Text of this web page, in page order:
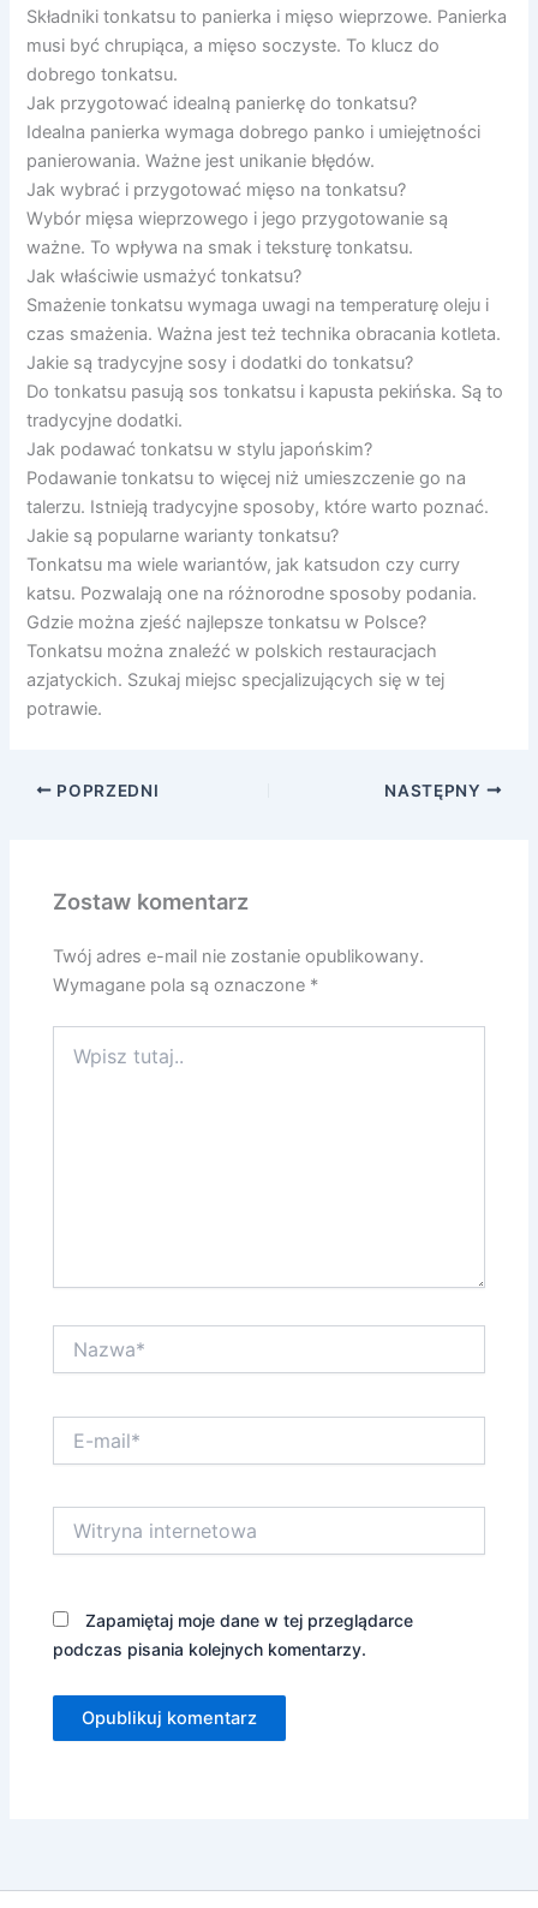
Składniki tonkatsu to panierka i mięso wieprzowe. Panierka
musi być chrupiąca, a mięso soczyste. To klucz do
dobrego tonkatsu.
Jak przygotować idealną panierkę do tonkatsu?
Idealna panierka wymaga dobrego panko i umiejętności
panierowania. Ważne jest unikanie błędów.
Jak wybrać i przygotować mięso na tonkatsu?
Wybór mięsa wieprzowego i jego przygotowanie są
ważne. To wpływa na smak i teksturę tonkatsu.
Jak właściwie usmażyć tonkatsu?
Smażenie tonkatsu wymaga uwagi na temperaturę oleju i
czas smażenia. Ważna jest też technika obracania kotleta.
Jakie są tradycyjne sosy i dodatki do tonkatsu?
Do tonkatsu pasują sos tonkatsu i kapusta pekińska. Są to
tradycyjne dodatki.
Jak podawać tonkatsu w stylu japońskim?
Podawanie tonkatsu to więcej niż umieszczenie go na
talerzu. Istnieją tradycyjne sposoby, które warto poznać.
Jakie są popularne warianty tonkatsu?
Tonkatsu ma wiele wariantów, jak katsudon czy curry
katsu. Pozwalają one na różnorodne sposoby podania.
Gdzie można zjeść najlepsze tonkatsu w Polsce?
Tonkatsu można znaleźć w polskich restauracjach
azjatyckich. Szukaj miejsc specjalizujących się w tej
potrawie.
POPRZEDNI NASTĘPNY
Zostaw komentarz
Twój adres e-mail nie zostanie opublikowany.
Wymagane pola są oznaczone *
tutaj..
mail*
internetowa
Zapamiętaj moje dane w tej przeglądarce
podczas pisania kolejnych komentarzy.